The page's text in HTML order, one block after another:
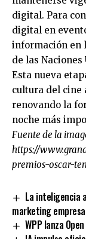
digital. Para
digital en
información en
de las Naciones
Esta nueva
cultura del cine
renovando la
noche más
Fuente de la
https://
premios-oscar-
La inteligencia
marketing
WPP lanza